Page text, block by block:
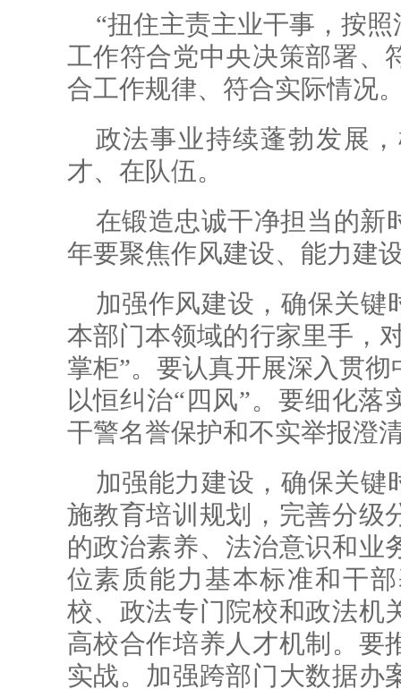
“扭住主责主业干事，按
工作符合党中央决策部署、
合工作规律、符合实际情况
政法事业持续蓬勃发展
才、在队伍。
在锻造忠诚干净担当的新
年要聚焦作风建设、能力
加强作风建设，确保关键
本部门本领域的行家里手，
掌柜”。要认真开展深入贯
以恒纠治“四风”。要细化落
干警名誉保护和不实举报澄
加强能力建设，确保关键
施教育培训规划，完善分级
的政治素养、法治意识和业
位素质能力基本标准和干
校、政法专门院校和政法机
高校合作培养人才机制。要
实战。加强跨部门大数据办